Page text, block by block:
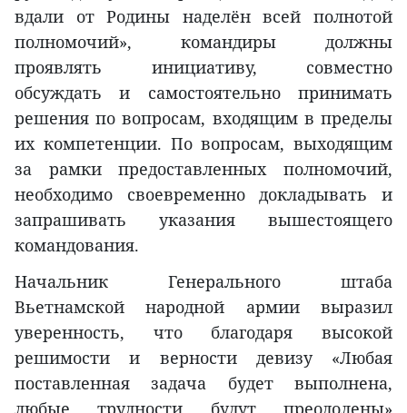
вдали от Родины наделён всей полнотой
полномочий», командиры должны
проявлять инициативу, совместно
обсуждать и самостоятельно принимать
решения по вопросам, входящим в пределы
их компетенции. По вопросам, выходящим
за рамки предоставленных полномочий,
необходимо своевременно докладывать и
запрашивать указания вышестоящего
командования.
Начальник Генерального штаба
Вьетнамской народной армии выразил
уверенность, что благодаря высокой
решимости и верности девизу «Любая
поставленная задача будет выполнена,